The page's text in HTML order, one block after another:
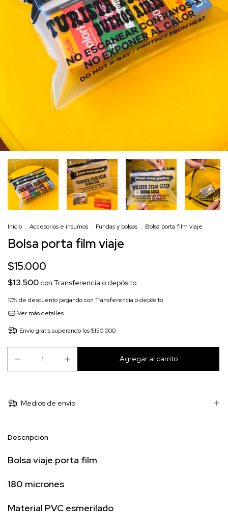
Inicio . Accesorios e insumos . Fundas y bolsos . Bolsa porta film viaje
Bolsa porta film viaje
$15.000
$13.500 con Transferencia o depósito
10% de descuento pagando con Transferencia o depósito
Ver más detalles
Envío gratis superando los$150.000
Medios de envío
Descripción
Bolsa viaje porta film
180 micrones
Material PVC esmerilado